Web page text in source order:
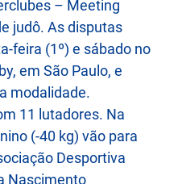
– Meeting
judô. As disputas
feira (1º) e sábado no
em São Paulo, e
modalidade.
11 lutadores. Na
(-40 kg) vão para
Desportiva
Nascimento